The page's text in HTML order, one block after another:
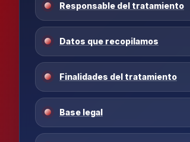
Responsable del tratamiento
Datos que recopilamos
Finalidades del tratamiento
Base legal